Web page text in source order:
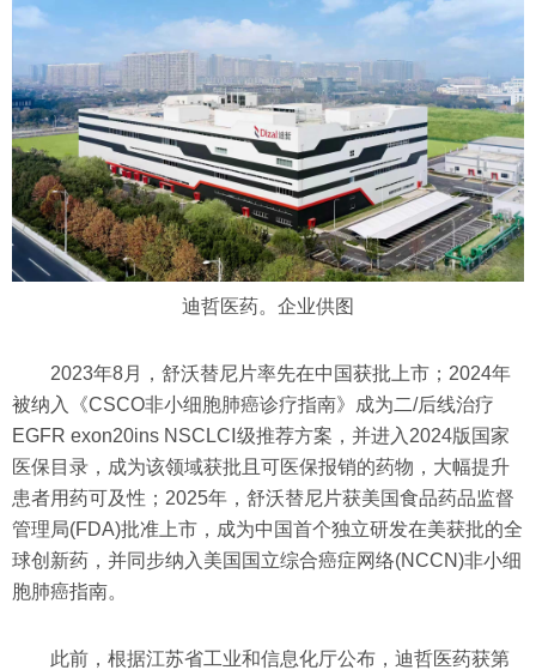
迪哲医药。企业供图
2023年8月，舒沃替尼片率先在中国获批上市；2024年
被纳入《CSCO非小细胞肺癌诊疗指南》成为二/后线治疗
EGFR exon20ins NSCLCⅠ级推荐方案，并进入2024版国家
医保目录，成为该领域获批且可医保报销的药物，大幅提升
患者用药可及性；2025年，舒沃替尼片获美国食品药品监督
管理局(FDA)批准上市，成为中国首个独立研发在美获批的全
球创新药，并同步纳入美国国立综合癌症网络(NCCN)非小细
胞肺癌指南。
此前，根据江苏省工业和信息化厅公布，迪哲医药获第